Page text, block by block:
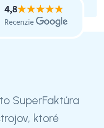
Recenzie
4,8
SuperFaktúra
ktoré